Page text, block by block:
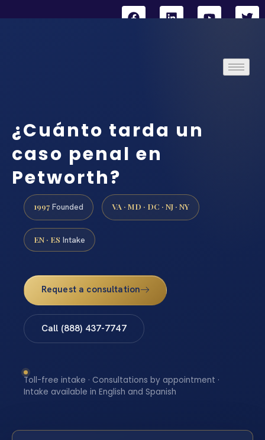
¿Cuánto tarda un
caso penal en
Petworth?
1997 Founded VA · MD · DC · NJ · NY
EN · ES Intake
Request a consultation
Call (888) 437-7747
Toll-free intake · Consultations by appointment ·
Intake available in English and Spanish